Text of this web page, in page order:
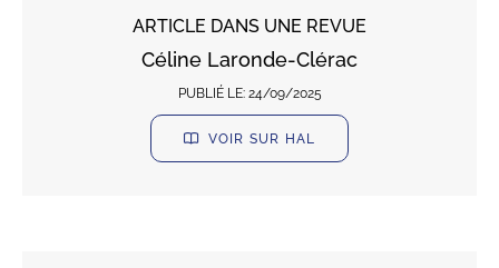
ARTICLE DANS UNE REVUE
Céline Laronde-Clérac
PUBLIÉ LE: 24/09/2025
VOIR SUR HAL